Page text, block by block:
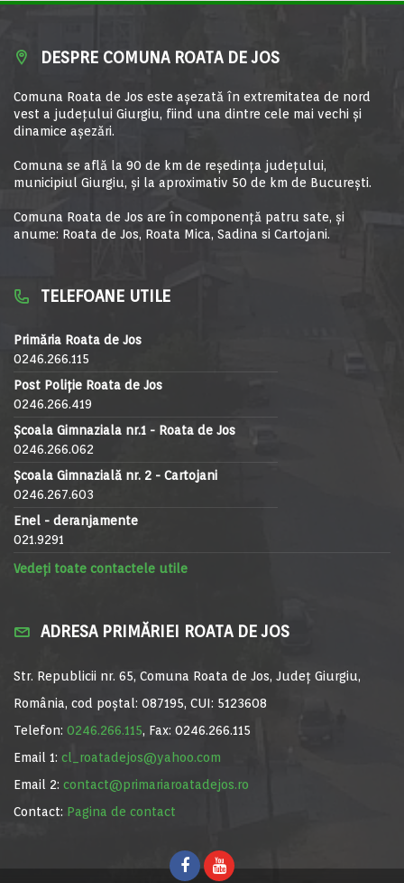
DESPRE COMUNA ROATA DE JOS
Comuna Roata de Jos este aşezată în extremitatea de nord
vest a judeţului Giurgiu, fiind una dintre cele mai vechi şi
dinamice aşezări.
Comuna se află la 90 de km de reşedinţa judeţului,
municipiul Giurgiu, şi la aproximativ 50 de km de Bucureşti.
Comuna Roata de Jos are în componență patru sate, și
anume: Roata de Jos, Roata Mica, Sadina si Cartojani.
TELEFOANE UTILE
Primăria Roata de Jos
0246.266.115
Post Poliție Roata de Jos
0246.266.419
Școala Gimnaziala nr.1 - Roata de Jos
0246.266.062
Școala Gimnazială nr. 2 - Cartojani
0246.267.603
Enel - deranjamente
021.9291
Vedeți toate contactele utile
ADRESA PRIMĂRIEI ROATA DE JOS
Str. Republicii nr. 65, Comuna Roata de Jos, Județ Giurgiu,
România, cod poștal: 087195, CUI: 5123608
Telefon: 0246.266.115, Fax: 0246.266.115
Email 1: cl_roatadejos@yahoo.com
Email 2: contact@primariaroatadejos.ro
Contact: Pagina de contact